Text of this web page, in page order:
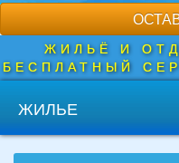
ЖИЛЬЁ И
БЕСПЛАТНЫЙ
ЖИЛЬЕ